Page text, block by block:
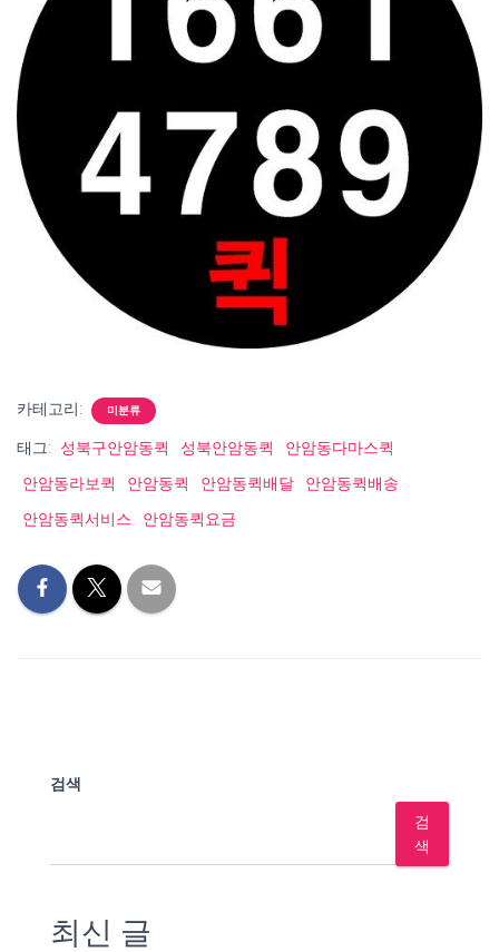
카테고리: 미분류
태그: 성북구안암동퀵 성북안암동퀵
안암동다마스퀵
안암동라보퀵
안암동퀵 안암동퀵배달
안암동퀵배송
안암동퀵서비스
안암동퀵요금
검색
검
색
최신 글